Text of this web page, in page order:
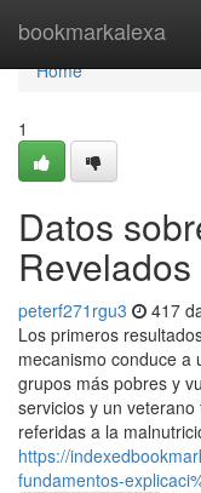
bookmarkalexa
Home
Home
1
Datos
Revelados
peterf271rgu3 417
Los primeros
mecanismo conduce a
grupos más pobres y
servicios y un
referidas a la
https://
fundamentos-